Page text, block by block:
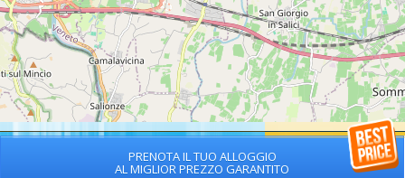
PRENOTA IL TUO ALLOGGIO
AL MIGLIOR PREZZO GARANTITO